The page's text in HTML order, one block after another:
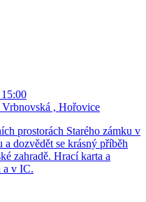
, Hořovice
prostorách Starého zámku v
dozvědět se krásný příběh
zahradě. Hrací karta a
a v IC.